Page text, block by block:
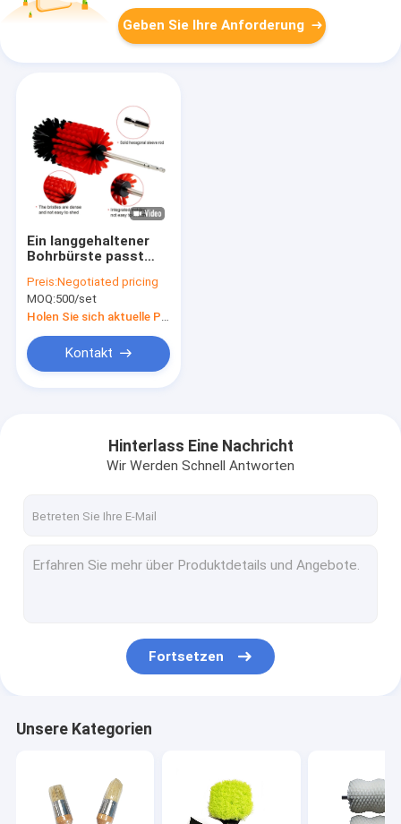
Haus
VR Show
Geben Sie Ihre Anforderung
Ein langgehaltener
Bohrbürste passt
Spalten
Preis:Negotiated pricing
MOQ:500/set
Kontakt
Hinterlass Eine Nachricht
Wir Werden Schnell Antworten
Fortsetzen
Unsere Kategorien